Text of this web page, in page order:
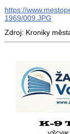
https://
1969/009.JPG
Zdroj: Kroniky